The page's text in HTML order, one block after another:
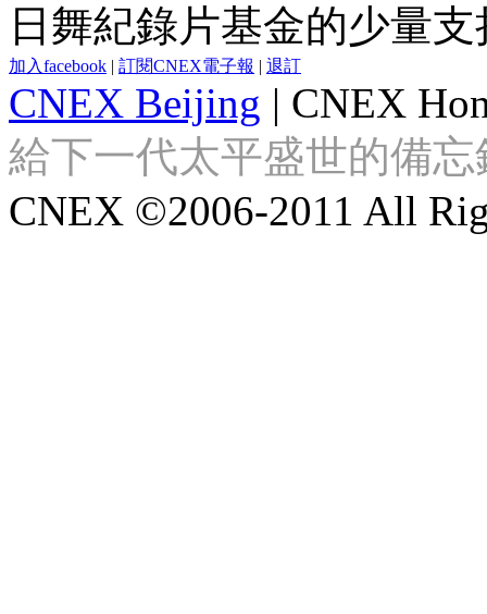
日舞紀錄片基金的少量支
加入facebook | 訂閱CNEX電子報 | 退訂
CNEX Beijing | CNEX
給下一代太平盛世的備忘
CNEX ©2006-2011 All